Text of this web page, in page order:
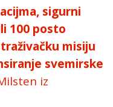
sigurni
100 posto
misiju
svemirske
iz